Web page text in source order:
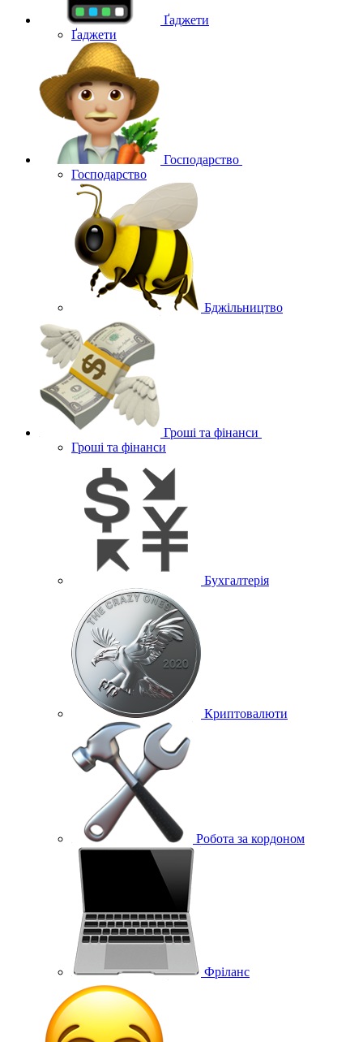
Ґаджети
Ґаджети
Господарство
Господарство
Бджільництво
Гроші та фінанси
Гроші та фінанси
Бухгалтерія
Криптовалюти
Робота за кордоном
Фріланс